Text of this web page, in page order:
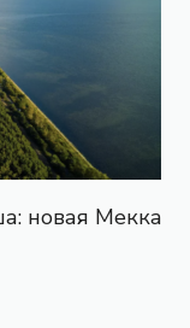
новая Мекка